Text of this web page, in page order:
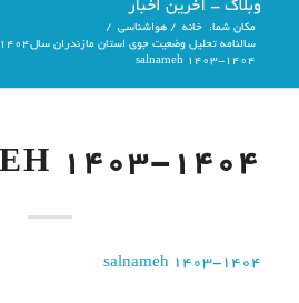
وبلاگ - آخرین اخبار
مکان شما: خانه / هواشناسی /
سالنامه تحلیل وضعیت جوی استان مازندران سال1404-1403
salnameh 1403-1404
1403-1404
salnameh 1403-1404